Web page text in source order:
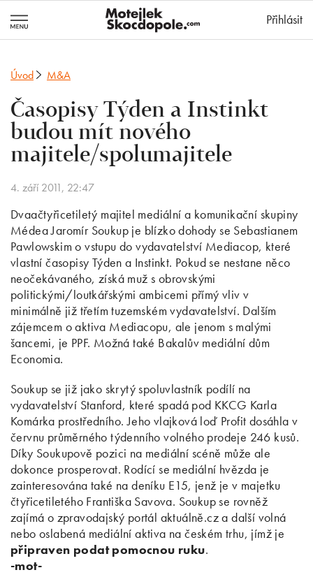
Přihlásit
Úvod M&A
Časopisy Týden a Instinkt
budou mít nového
majitele/spolumajitele
4. září 2011, 22:47
Dvaačtyřicetiletý majitel mediální a komunikační skupiny
Médea Jaromír Soukup je blízko dohody se Sebastianem
Pawlowskim o vstupu do vydavatelství Mediacop, které
vlastní časopisy Týden a Instinkt. Pokud se nestane něco
neočekávaného, získá muž s obrovskými
politickými/loutkářskými ambicemi přímý vliv v
minimálně již třetím tuzemském vydavatelství. Dalším
zájemcem o aktiva Mediacopu, ale jenom s malými
šancemi, je PPF. Možná také Bakalův mediální dům
Economia.
Soukup se již jako skrytý spoluvlastník podílí na
vydavatelství Stanford, které spadá pod KKCG Karla
Komárka prostředního. Jeho vlajková loď Profit dosáhla v
červnu průměrného týdenního volného prodeje 246 kusů.
Díky Soukupově pozici na mediální scéně může ale
dokonce prosperovat. Rodící se mediální hvězda je
zainteresována také na deníku E15, jenž je v majetku
čtyřicetiletého Františka Savova. Soukup se rovněž
zajímá o zpravodajský portál aktuálně.cz a další volná
nebo oslabená mediální aktiva na českém trhu, jímž je
připraven podat pomocnou ruku.
-mot-